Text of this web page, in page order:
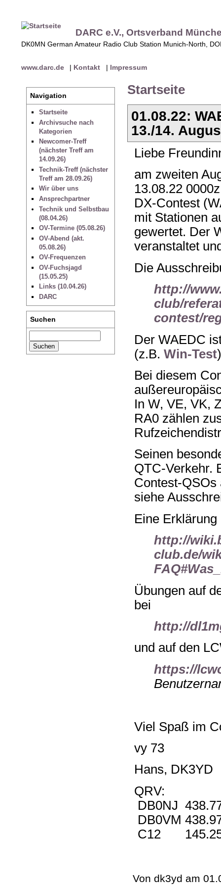
DARC e.V., Ortsverband
DK0MN German Amateur Radio Club Station Munich-North,
www.darc.de | Kontakt | Impressum
Navigation
Startseite
Archivsuche nach
Kategorien
Newcomer-Treff
(nächster Treff am
14.09.26)
Technik-Treff (nächster
Treff am 28.09.26)
Wir über uns
Ansprechpartner
Technik und Selbstbau
(08.04.26)
OV-Termine (05.08.26)
OV-Abend (akt.
05.08.26)
OV-Frequenzen
OV-Fuchsjagd
(15.05.25)
Links (10.04.26)
DARC
Suchen
Startseite
01.08.22:
13./14.
Liebe
am zweiten
13.08.22
DX-Contest
mit Stationen
gewertet. Der
veranstaltet
Die
http://
club/
contest/
Der WAEDC
(z.B. Win-Test
Bei diesem
In W, VE, VK,
RA0 zählen
Seinen
QTC-Verkehr.
Contest-QSOs
siehe
Eine
http://
club.de/
Übungen auf
bei
http://
und auf den
https://
Viel Spaß im
vy 73
Hans, DK3YD
QRV:
DB0NJ
DB0VM
C12
Von dk3yd am